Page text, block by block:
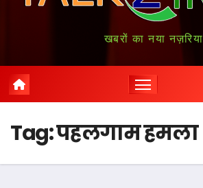
खबरों का नया नज़रिया
Tag:पहलगाम हमला